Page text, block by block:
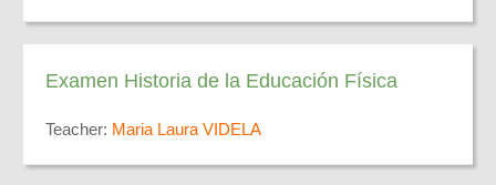
Examen Historia de la Educación Física
Teacher: Maria Laura VIDELA